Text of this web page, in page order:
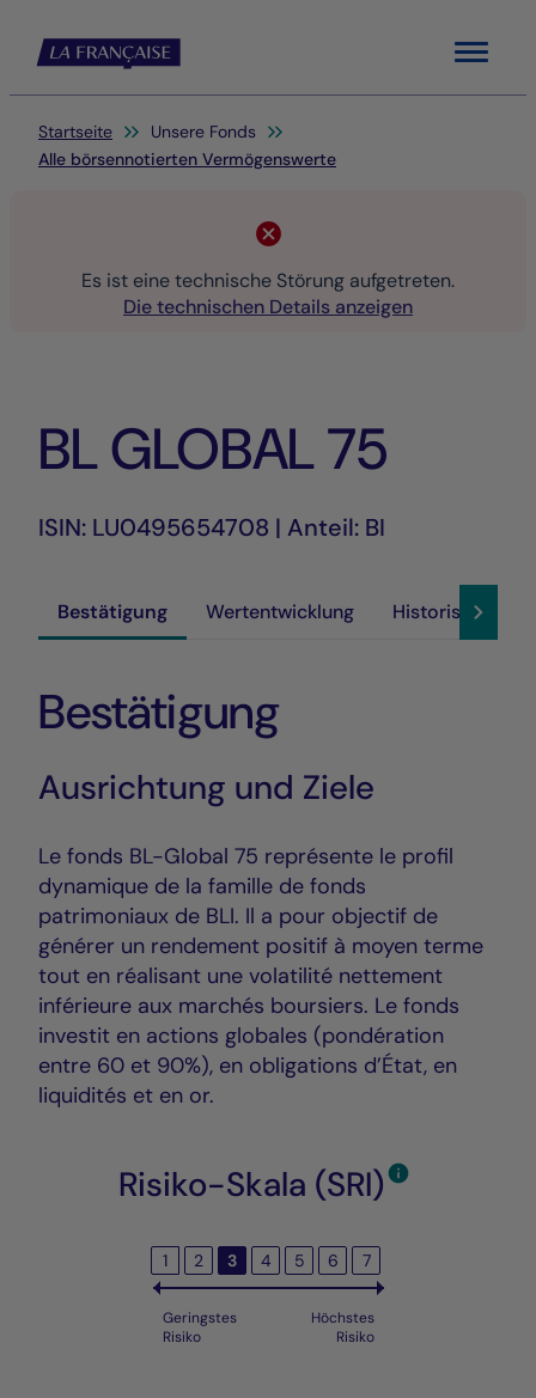
Menu
Sie befinden sich hier:
Startseite
Unsere Fonds
Alle börsennotierten Vermögenswerte
Es ist eine technische Störung aufgetreten.
Die technischen Details anzeigen
BL GLOBAL 75
ISIN: LU0495654708 | Anteil: BI
Bestätigung Wertentwicklung Historische
Bestätigung
Ausrichtung und Ziele
Le fonds BL-Global 75 représente le profil
dynamique de la famille de fonds
patrimoniaux de BLI. Il a pour objectif de
générer un rendement positif à moyen terme
tout en réalisant une volatilité nettement
inférieure aux marchés boursiers. Le fonds
investit en actions globales (pondération
entre 60 et 90%), en obligations d’État, en
liquidités et en or.
Risiko-Skala (SRI)
1 2 3 4 5 6 7
Geringstes
Risiko
Höchstes
Risiko